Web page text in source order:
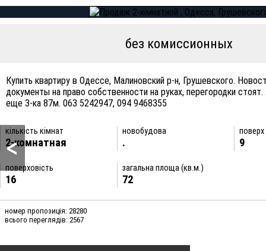
<
без комиссионных
Купить квартиру в Одессе, Малиновский р-н, Грушевского.
документы на право собственности на руках, перегородки
еще 3-ка 87м. 063 5242947, 094 9468355
кількість кімнат
2-комнатная
новобудова
.
поверх
9
поверховість
16
загальна площа (кв.м.)
72
номер пропозиція: 28280
всього переглядів: 2567